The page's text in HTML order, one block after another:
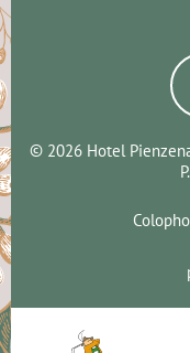
© 2026 Hotel